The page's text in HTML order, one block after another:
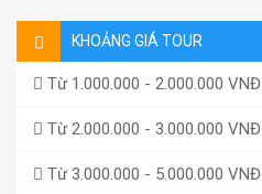
KHOẢNG GIÁ TOUR
Từ 1.000.000 - 2.000.000 VNĐ
Từ 2.000.000 - 3.000.000 VNĐ
Từ 3.000.000 - 5.000.000 VNĐ